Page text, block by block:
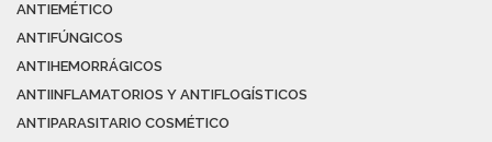
ANTIEMÉTICO
ANTIFÚNGICOS
ANTIHEMORRÁGICOS
ANTIINFLAMATORIOS Y ANTIFLOGÍSTICOS
ANTIPARASITARIO COSMÉTICO